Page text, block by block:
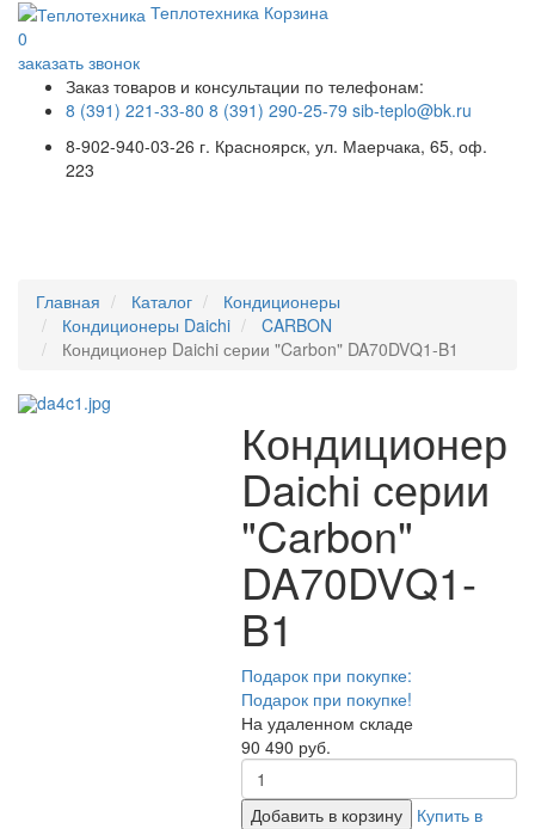
Теплотехника Корзина
0
заказать звонок
Заказ товаров и консультации по телефонам:
8 (391) 221-33-80 8 (391) 290-25-79 sib-teplo@bk.ru
8-902-940-03-26 г. Красноярск, ул. Маерчака, 65, оф.
223
Главная Каталог
Кондиционеры
Кондиционеры Daichi
CARBON
Кондиционер Daichi серии "Carbon" DA70DVQ1-B1
Кондиционер
Daichi серии
"Carbon"
DA70DVQ1-
B1
Подарок при покупке:
Подарок при покупке!
На удаленном складе
90 490 руб.
Добавить в корзину
Купить в